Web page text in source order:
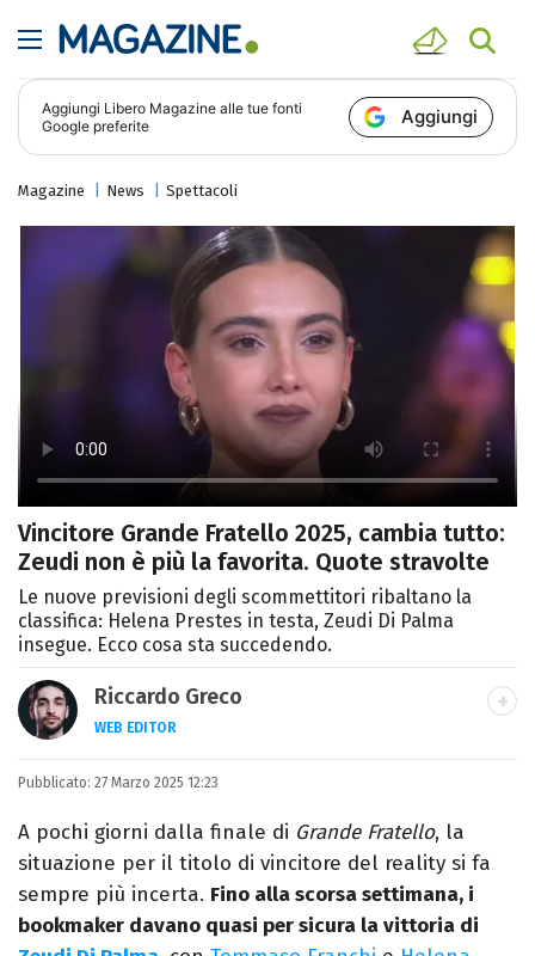
Aggiungi Libero Magazine alle tue fonti
Google preferite
Aggiungi
Magazine News Spettacoli
Vincitore Grande Fratello 2025, cambia tutto:
Zeudi non è più la favorita. Quote stravolte
Le nuove previsioni degli scommettitori ribaltano la
classifica: Helena Prestes in testa, Zeudi Di Palma
insegue. Ecco cosa sta succedendo.
Riccardo Greco
WEB EDITOR
LINKEDIN
Si avvicina all'editoria studiando all'IED
come Fashion Editor. Si specializza poi in
Comunicazione digitale, Giornalismo e
Nuovi media presso La Sapienza,
collaborando con alcune testate ed uffici
stampa.
Pubblicato: 27 Marzo 2025 12:23
A pochi giorni dalla finale di Grande Fratello, la
situazione per il titolo di vincitore del reality si fa
sempre più incerta. Fino alla scorsa settimana, i
bookmaker davano quasi per sicura la vittoria di